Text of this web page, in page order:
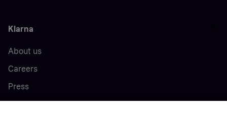
Klarna
About us
Careers
Press